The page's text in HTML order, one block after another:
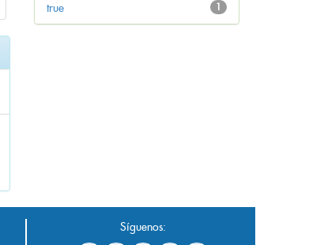
1
true
Síguenos: